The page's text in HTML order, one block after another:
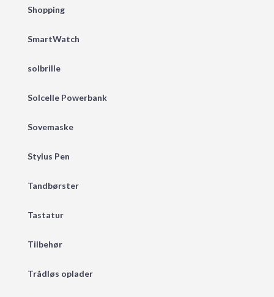
Shopping
SmartWatch
solbrille
Solcelle Powerbank
Sovemaske
Stylus Pen
Tandbørster
Tastatur
Tilbehør
Trådløs oplader